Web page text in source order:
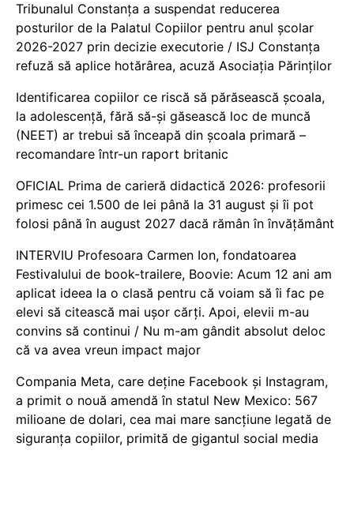
Tribunalul Constanța a suspendat reducerea
posturilor de la Palatul Copiilor pentru anul școlar
2026-2027 prin decizie executorie / ISJ Constanța
refuză să aplice hotărârea, acuză Asociația Părinților
Identificarea copiilor ce riscă să părăsească școala,
la adolescență, fără să-și găsească loc de muncă
(NEET) ar trebui să înceapă din școala primară –
recomandare într-un raport britanic
OFICIAL Prima de carieră didactică 2026: profesorii
primesc cei 1.500 de lei până la 31 august și îi pot
folosi până în august 2027 dacă rămân în învățământ
INTERVIU Profesoara Carmen Ion, fondatoarea
Festivalului de book-trailere, Boovie: Acum 12 ani am
aplicat ideea la o clasă pentru că voiam să îi fac pe
elevi să citească mai ușor cărți. Apoi, elevii m-au
convins să continui / Nu m-am gândit absolut deloc
că va avea vreun impact major
Compania Meta, care deține Facebook și Instagram,
a primit o nouă amendă în statul New Mexico: 567
milioane de dolari, cea mai mare sancțiune legată de
siguranța copiilor, primită de gigantul social media